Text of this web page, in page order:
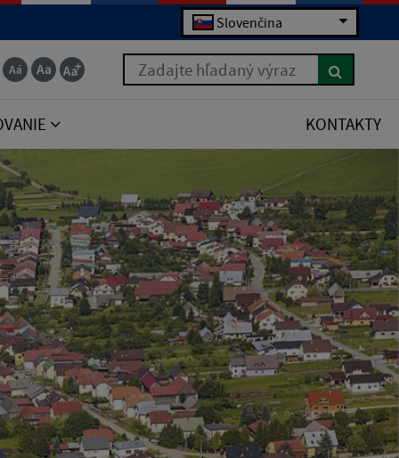
Slovenčina
Zadajte hľadaný výraz
KONTAKTY